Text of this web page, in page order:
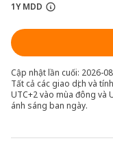
1Y MDD
Cập nhật lần cuối: 2026-
Tất cả các giao dịch và
UTC+2 vào mùa đông và
ánh sáng ban ngày.